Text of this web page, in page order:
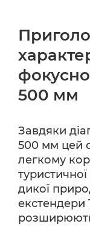
500 мм
Завдяки
500 мм цей
легкому
дикої
екстендери